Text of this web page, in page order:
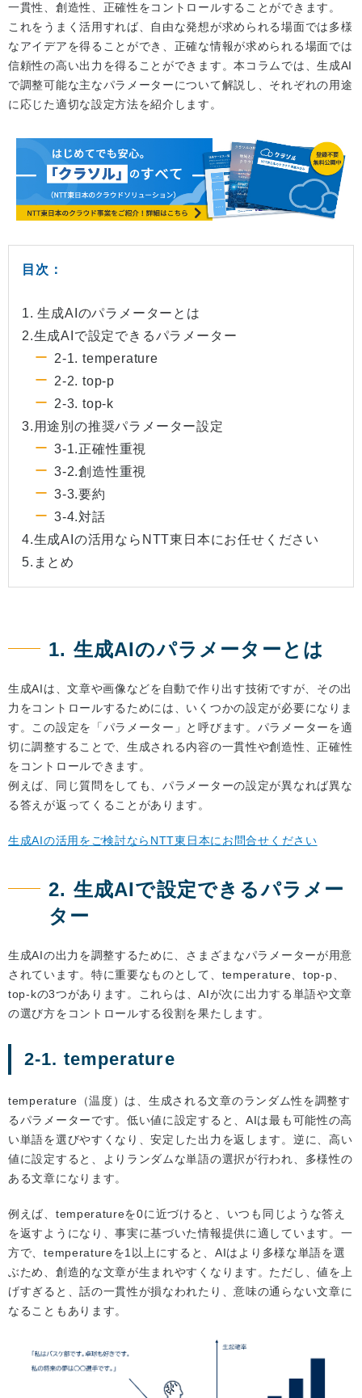
一貫性、創造性、正確性をコントロールすることができます。
これをうまく活用すれば、自由な発想が求められる場面では多様
なアイデアを得ることができ、正確な情報が求められる場面では
信頼性の高い出力を得ることができます。本コラムでは、生成AI
で調整可能な主なパラメーターについて解説し、それぞれの用途
に応じた適切な設定方法を紹介します。
目次：
1. 生成AIのパラメーターとは
2.生成AIで設定できるパラメーター
2-1. temperature
2-2. top-p
2-3. top-k
3.用途別の推奨パラメーター設定
3-1.正確性重視
3-2.創造性重視
3-3.要約
3-4.対話
4.生成AIの活用ならNTT東日本にお任せください
5.まとめ
1. 生成AIのパラメーターとは
生成AIは、文章や画像などを自動で作り出す技術ですが、その出
力をコントロールするためには、いくつかの設定が必要になりま
す。この設定を「パラメーター」と呼びます。パラメーターを適
切に調整することで、生成される内容の一貫性や創造性、正確性
をコントロールできます。
例えば、同じ質問をしても、パラメーターの設定が異なれば異な
る答えが返ってくることがあります。
生成AIの活用をご検討ならNTT東日本にお問合せください
2. 生成AIで設定できるパラメー
ター
生成AIの出力を調整するために、さまざまなパラメーターが用意
されています。特に重要なものとして、temperature、top-p、
top-kの3つがあります。これらは、AIが次に出力する単語や文章
の選び方をコントロールする役割を果たします。
2-1. temperature
temperature（温度）は、生成される文章のランダム性を調整す
るパラメーターです。低い値に設定すると、AIは最も可能性の高
い単語を選びやすくなり、安定した出力を返します。逆に、高い
値に設定すると、よりランダムな単語の選択が行われ、多様性の
ある文章になります。
例えば、temperatureを0に近づけると、いつも同じような答え
を返すようになり、事実に基づいた情報提供に適しています。一
方で、temperatureを1以上にすると、AIはより多様な単語を選
ぶため、創造的な文章が生まれやすくなります。ただし、値を上
げすぎると、話の一貫性が損なわれたり、意味の通らない文章に
なることもあります。